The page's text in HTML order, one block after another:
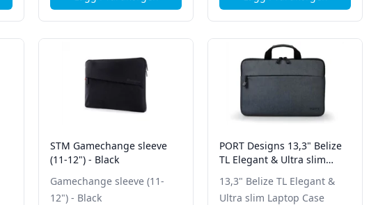
STM Gamechange sleeve
(11-12") - Black
Gamechange sleeve (11-
12") - Black
PORT Designs 13,3" Belize
TL Elegant & Ultra slim
13,3" Belize TL Elegant &
Ultra slim Laptop Case